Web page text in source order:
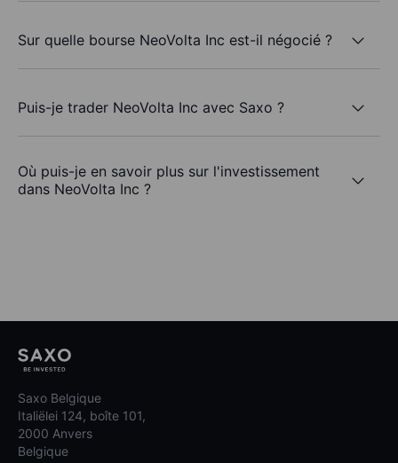
Sur quelle bourse NeoVolta Inc est-il négocié ?
Puis-je trader NeoVolta Inc avec Saxo ?
Où puis-je en savoir plus sur l'investissement
dans NeoVolta Inc ?
Saxo Belgique
Italiëlei 124, boîte 101,
2000 Anvers
Belgique